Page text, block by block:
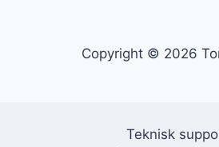
Copyright © 2026
Teknisk